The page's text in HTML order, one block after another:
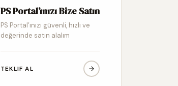
PS Portal’ınızı Bize Satın
PS Portal’ınızı güvenli, hızlı ve
değerinde satın alalım
TEKLIF AL